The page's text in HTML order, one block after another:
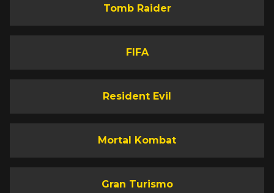
Tomb Raider
FIFA
Resident Evil
Mortal Kombat
Gran Turismo